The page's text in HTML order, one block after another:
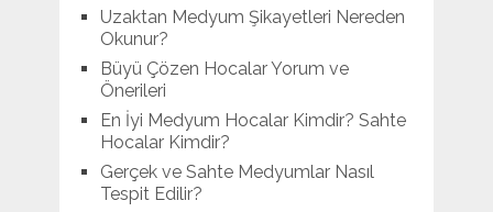
Uzaktan Medyum Şikayetleri Nereden
Okunur?
Büyü Çözen Hocalar Yorum ve
Önerileri
En İyi Medyum Hocalar Kimdir? Sahte
Hocalar Kimdir?
Gerçek ve Sahte Medyumlar Nasıl
Tespit Edilir?